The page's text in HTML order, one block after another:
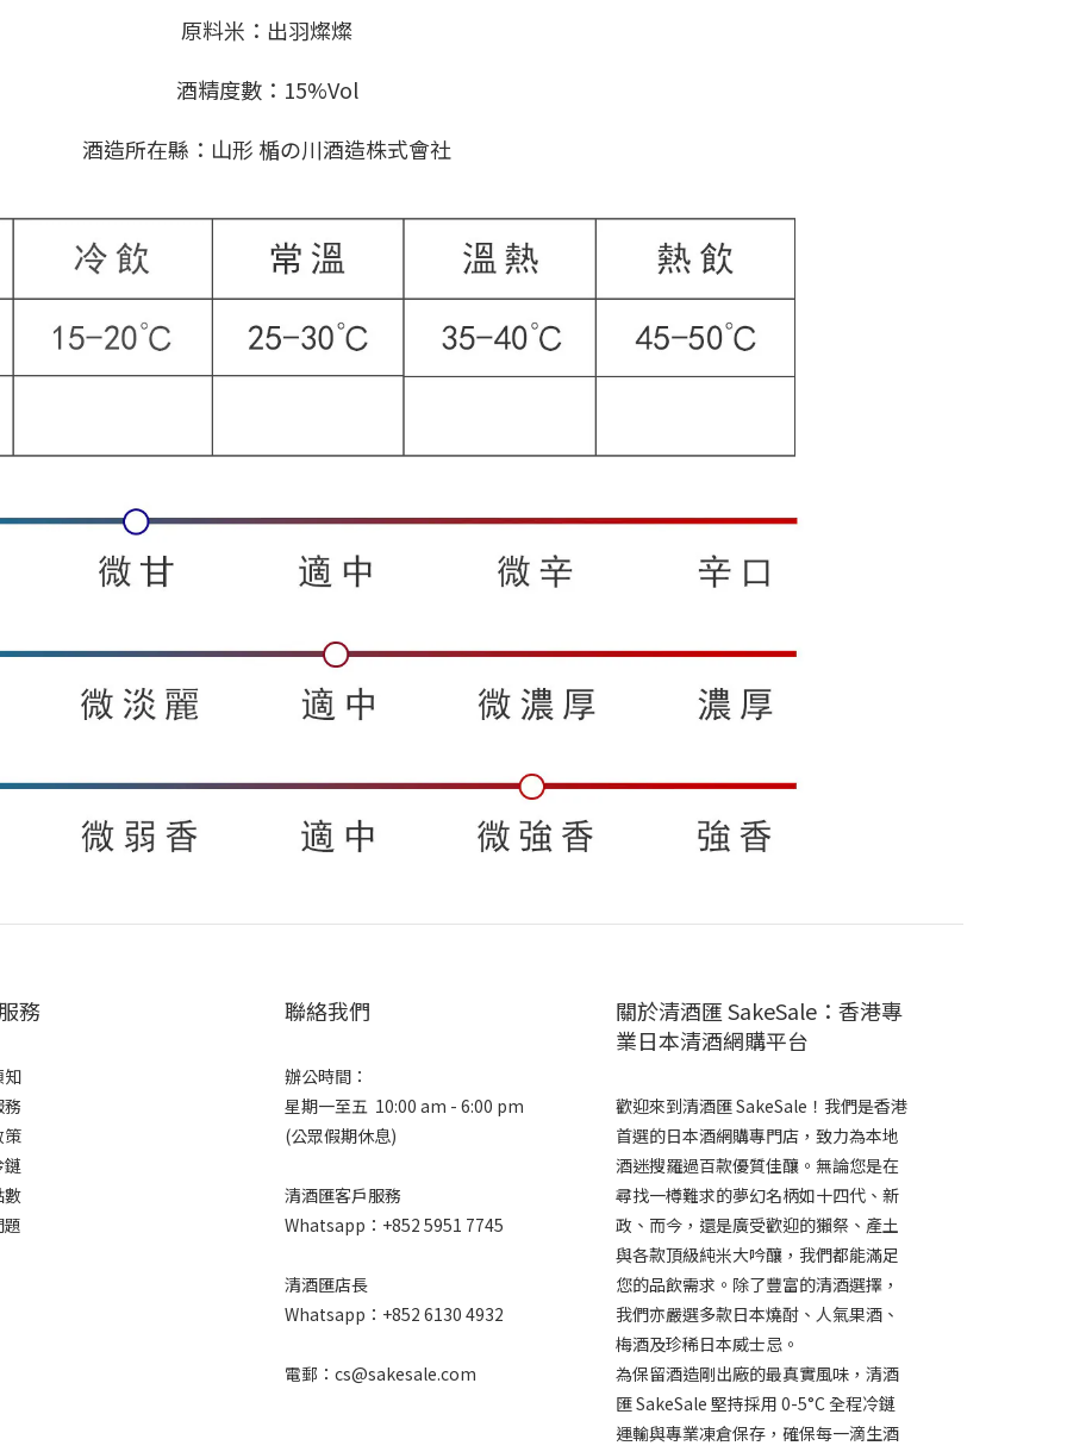
原料米：出羽燦燦
酒精度數：15%Vol
酒造所在縣：山形 楯の川酒造株式會社
務
知
策
數
聯絡我們
辦公時間：
星期一至五 10:00 am - 6:00 pm
(公眾假期休息)
清酒匯客戶服務
Whatsapp：+852 5951 7745
清酒匯店長
Whatsapp：+852 6130 4932
電郵：cs@sakesale.com
關於清酒匯 SakeSale：香港專
業日本清酒網購平台
歡迎來到清酒匯 SakeSale！我們是香港
首選的日本酒網購專門店，致力為本地
酒迷搜羅過百款優質佳釀。無論您是在
尋找一樽難求的夢幻名柄如十四代、新
政、而今，還是廣受歡迎的獺祭、產土
與各款頂級純米大吟釀，我們都能滿足
您的品飲需求。除了豐富的清酒選擇，
我們亦嚴選多款日本燒酎、人氣果酒、
梅酒及珍稀日本威士忌。
為保留酒造剛出廠的最真實風味，清酒
匯 SakeSale 堅持採用 0-5°C 全程冷鏈
運輸與專業凍倉保存，確保每一滴生酒